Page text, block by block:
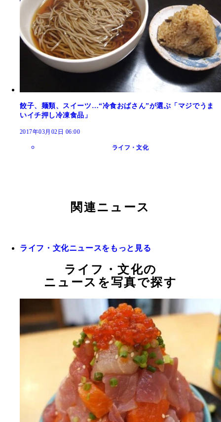
餃子、麺類、スイーツ…“冷食おばさん”が選ぶ「マジでうま
いイチ押し冷凍食品」
2017年03月02日 06:00
ライフ・文化
関連ニュース
ライフ・文化ニュースをもっと見る
ライフ・文化の
ニュースを写真で探す